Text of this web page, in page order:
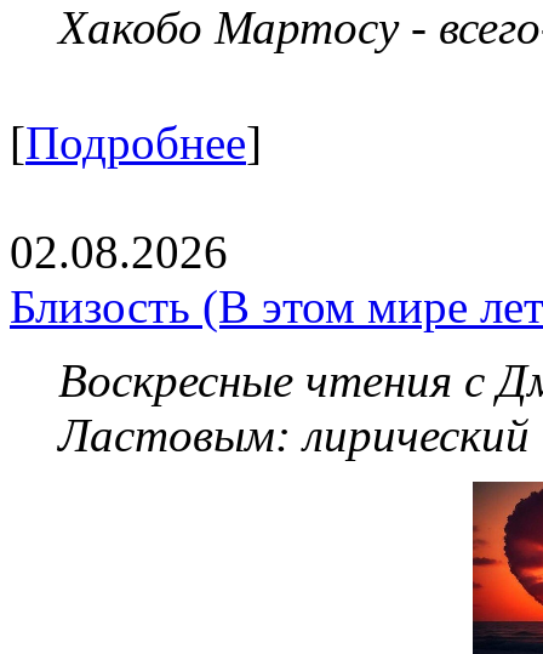
Хакобо Мартосу -
[Подробнее]
02.08.2026
Близость (В этом мире
Воскресные чтения с
Ластовым: